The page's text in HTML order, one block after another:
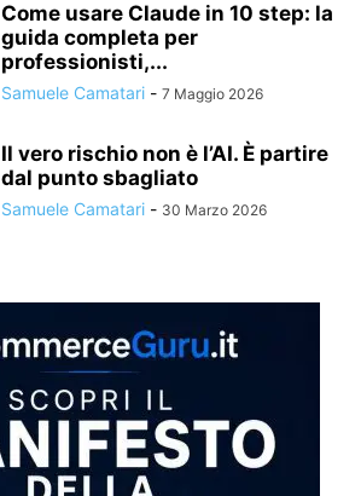
Come usare Claude in 10 step: la
guida completa per
professionisti,...
Samuele Camatari - 7 Maggio 2026
Il vero rischio non è l’AI. È partire
dal punto sbagliato
Samuele Camatari - 30 Marzo 2026